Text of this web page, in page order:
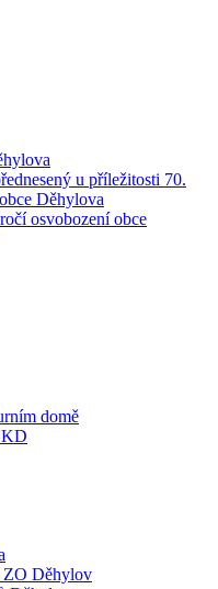
u příležitosti 70.
Děhylova
osvobození obce
domě
KD
ZO Děhylov